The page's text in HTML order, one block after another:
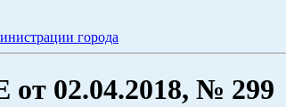
города
02.04.2018, № 299